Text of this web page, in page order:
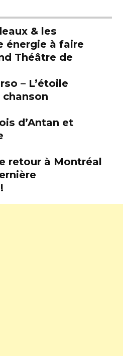
& les
énergie à faire
Théâtre de
– L’étoile
d’Antan et
retour à Montréal